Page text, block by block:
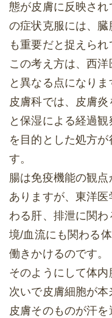
態が皮膚に反映さ
の症状克服には、
も重要だと捉えられ
この考え方は、西
と異なる点になりま
皮膚科では、皮膚
と保湿による経過
を目的とした処方
す。
腸は免疫機能の観
ありますが、東洋
わる肝、排泄に関
境/血流にも関わる
働きかけるのです。
そのようにして体内
次いで皮膚細胞が本
皮膚そのものが汗